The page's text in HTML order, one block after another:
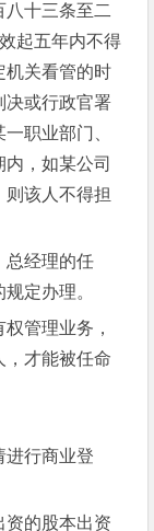
十三条至二
起五年内不得
机关看管的时
决或行政官署
职业部门、
，如某公司
该人不得担
经理的任
定办理。
管理业务，
，才能被任命
行商业登
的股本出资